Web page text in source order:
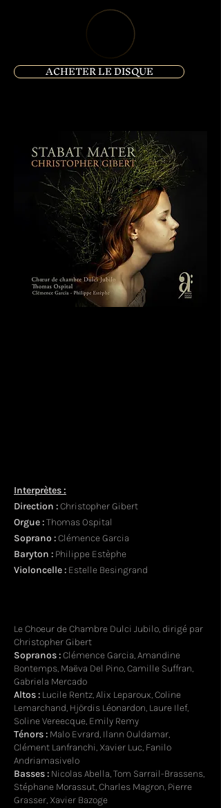
ACHETER LE DISQUE
Le Choeur de Chambre Dulci Jubilo, dirigé par
Christopher Gibert
Sopranos :Clémence Garcia, Amandine
Bontemps, Maëva Del Pino, Camille Suffran,
Gabriela Mercado
Altos : Lucile Rentz, Alix Leparoux, Coline
Lemarchand, Hjördis Léonardon, Laure Ilef,
Soline Vereecque, Emily Remy
Ténors : Malo Evrard, Ilann Ouldamar,
Clément Lanfranchi, Xavier Luc, Fanilo
Andriamasivelo
Basses : Nicolas Abella, Tom Sarrail-Brassens,
Stéphane Morassut, Charles Magron, Pierre
Grasser, Xavier Bazoge
Interprètes :
Direction :Christopher Gibert
Orgue :Thomas Ospital
Soprano :Clémence Garcia
Baryton : Philippe Estèphe
Violoncelle : Estelle Besingrand